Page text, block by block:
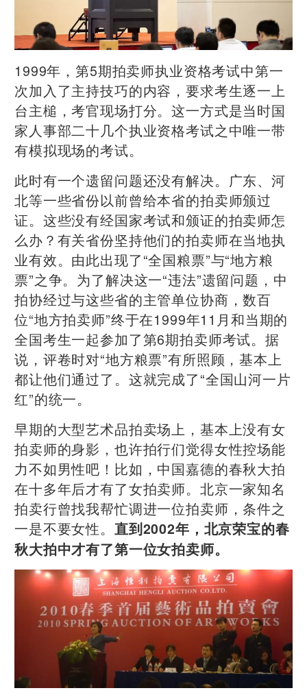
1999年，第5期拍卖师执业资格考试中第一
次加入了主持技巧的内容，要求考生逐一上
台主槌，考官现场打分。这一方式是当时国
家人事部二十几个执业资格考试之中唯一带
有模拟现场的考试。
此时有一个遗留问题还没有解决。广东、河
北等一些省份以前曾给本省的拍卖师颁过
证。这些没有经国家考试和颁证的拍卖师怎
么办？有关省份坚持他们的拍卖师在当地执
业有效。由此出现了“全国粮票”与“地方粮
票”之争。为了解决这一“违法”遗留问题，中
拍协经过与这些省的主管单位协商，数百
位“地方拍卖师”终于在1999年11月和当期的
全国考生一起参加了第6期拍卖师考试。据
说，评卷时对“地方粮票”有所照顾，基本上
都让他们通过了。这就完成了“全国山河一片
红”的统一。
早期的大型艺术品拍卖场上，基本上没有女
拍卖师的身影，也许拍行们觉得女性控场能
力不如男性吧！比如，中国嘉德的春秋大拍
在十多年后才有了女拍卖师。北京一家知名
拍卖行曾找我帮忙调进一位拍卖师，条件之
一是不要女性。 直到2002年，北京荣宝的春
秋大拍中才有了第一位女拍卖师。